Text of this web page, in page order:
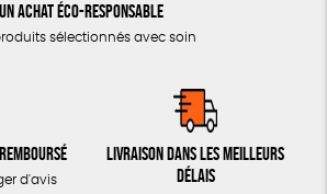
Un achat éco-responsable
sélectionnés avec soin
d'avis
Livraison dans les meilleurs
délais